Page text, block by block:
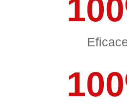
100
100